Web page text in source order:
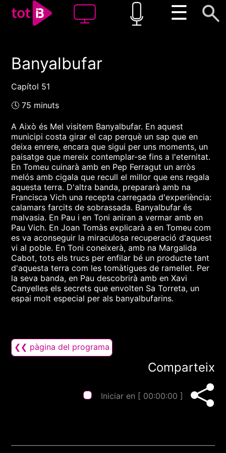
☰
00:00 00:00
Banyalbufar
Capítol 51
🕓 75 minuts
A Això és Mel visitem Banyalbufar. En aquest
municipi costa girar el cap perquè un sap que en
deixa enrere, encara que sigui per uns moments, un
paisatge que mereix contemplar-se fins a l'eternitat.
En Tomeu cuinarà amb en Pep Ferragut un arròs
melós amb cigala que recull el millor que ens regala
aquesta terra. D'altra banda, prepararà amb na
Francisca Vich una recepta carregada d'experiència:
calamars farcits de sobrassada. Banyalbufar és
malvasia. En Pau i en Toni aniran a vermar amb en
Pau Vich. En Joan Tomàs explicarà a en Tomeu com
es va aconseguir la miraculosa recuperació d'aquest
vi al poble. En Toni coneixerà, amb na Margalida
Cabot, tots els trucs per enfilar bé un producte tant
d'aquesta terra com les tomàtigues de ramellet. Per
la seva banda, en Pau descobrirà amb en Xavi
Canyelles els secrets que envolten Sa Torreta, un
espai molt especial per als banyalbufarins.
❮❮ pàgina del programa
Comparteix
Iniciar en [ 00:00:00 ]